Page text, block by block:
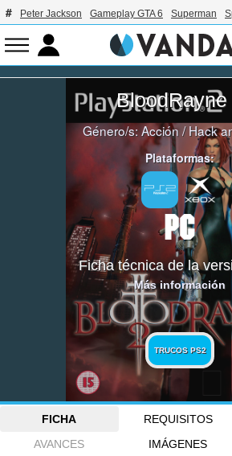
Peter Jackson Gameplay GTA 6 Superman
BloodRayne
Género/s:Acción/Hack
Plataformas:
Ficha técnica de la
Más información
TRUCOS PS2
FICHA REQUISITOS
AVANCES
IMÁGENES